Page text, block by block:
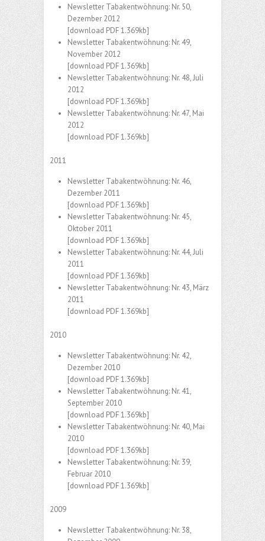
Newsletter Tabakentwöhnung: Nr. 50,
Dezember 2012
[download PDF 1.369kb]
Newsletter Tabakentwöhnung: Nr. 49,
November 2012
[download PDF 1.369kb]
Newsletter Tabakentwöhnung: Nr. 48, Juli
2012
[download PDF 1.369kb]
Newsletter Tabakentwöhnung: Nr. 47, Mai
2012
[download PDF 1.369kb]
2011
Newsletter Tabakentwöhnung: Nr. 46,
Dezember 2011
[download PDF 1.369kb]
Newsletter Tabakentwöhnung: Nr. 45,
Oktober 2011
[download PDF 1.369kb]
Newsletter Tabakentwöhnung: Nr. 44, Juli
2011
[download PDF 1.369kb]
Newsletter Tabakentwöhnung: Nr. 43, März
2011
[download PDF 1.369kb]
2010
Newsletter Tabakentwöhnung: Nr. 42,
Dezember 2010
[download PDF 1.369kb]
Newsletter Tabakentwöhnung: Nr. 41,
September 2010
[download PDF 1.369kb]
Newsletter Tabakentwöhnung: Nr. 40, Mai
2010
[download PDF 1.369kb]
Newsletter Tabakentwöhnung: Nr. 39,
Februar 2010
[download PDF 1.369kb]
2009
Newsletter Tabakentwöhnung: Nr. 38,